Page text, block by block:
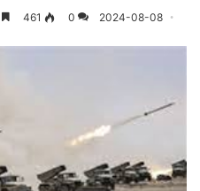
2024-08-08
0
461